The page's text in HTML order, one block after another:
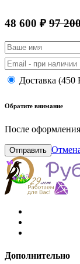
48 600 ₽ 97
Доставка (450
Обратите внимание
После
Отправить
Дополнительно